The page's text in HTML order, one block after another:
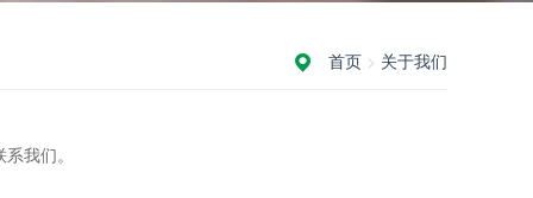
首页 > 关于我们
我们。